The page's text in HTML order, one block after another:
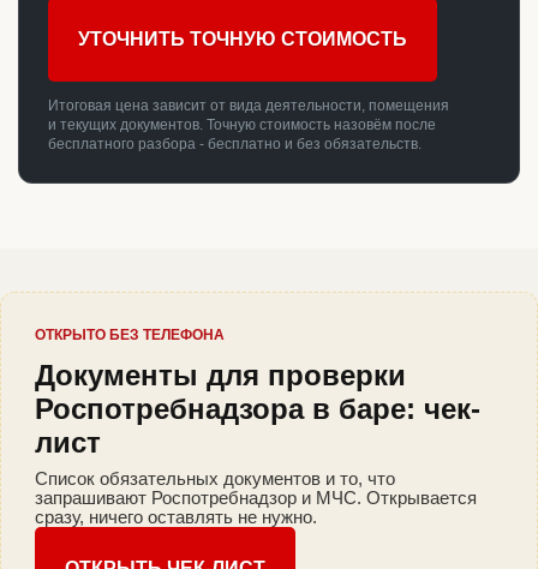
УТОЧНИТЬ ТОЧНУЮ СТОИМОСТЬ
Итоговая цена зависит от вида деятельности, помещения
и текущих документов. Точную стоимость назовём после
бесплатного разбора - бесплатно и без обязательств.
ОТКРЫТО БЕЗ ТЕЛЕФОНА
Документы для проверки
Роспотребнадзора в баре: чек-
лист
Список обязательных документов и то, что
запрашивают Роспотребнадзор и МЧС. Открывается
сразу, ничего оставлять не нужно.